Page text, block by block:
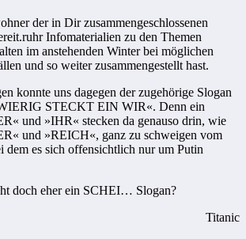
der in Dir zusammengeschlossenen
Infomaterialien zu den Themen
im anstehenden Winter bei möglichen
und so weiter zusammengestellt hast.
konnte uns dagegen der zugehörige Slogan
STECKT EIN WIR«. Denn ein
und »IHR« stecken da genauso drin, wie
und »REICH«, ganz zu schweigen vom
dem es sich offensichtlich nur um Putin
doch eher ein SCHEI… Slogan?
Titanic